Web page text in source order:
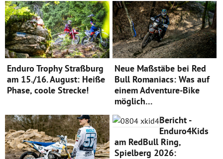
Enduro Trophy Straßburg
am 15./16. August: Heiße
Phase, coole Strecke!
Neue Maßstäbe bei Red
Bull Romaniacs: Was auf
einem Adventure-Bike
möglich…
Bericht -
Enduro4Kids
am RedBull Ring,
Spielberg 2026: